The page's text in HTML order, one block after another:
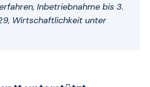
Inbetriebnahme bis 3.
Wirtschaftlichkeit unter